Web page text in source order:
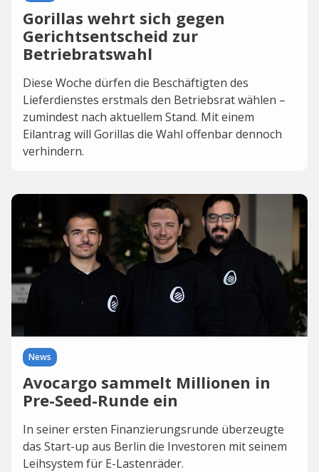
Gorillas wehrt sich gegen
Gerichtsentscheid zur
Betriebratswahl
Diese Woche dürfen die Beschäftigten des
Lieferdienstes erstmals den Betriebsrat wählen –
zumindest nach aktuellem Stand. Mit einem
Eilantrag will Gorillas die Wahl offenbar dennoch
verhindern.
News
Avocargo sammelt Millionen in
Pre-Seed-Runde ein
In seiner ersten Finanzierungsrunde überzeugte
das Start-up aus Berlin die Investoren mit seinem
Leihsystem für E-Lastenräder.